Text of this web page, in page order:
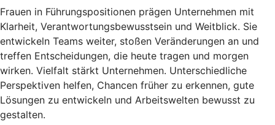
Frauen in Führungspositionen prägen Unternehmen mit
Klarheit, Verantwortungsbewusstsein und Weitblick. Sie
entwickeln Teams weiter, stoßen Veränderungen an und
treffen Entscheidungen, die heute tragen und morgen
wirken. Vielfalt stärkt Unternehmen. Unterschiedliche
Perspektiven helfen, Chancen früher zu erkennen, gute
Lösungen zu entwickeln und Arbeitswelten bewusst zu
gestalten.